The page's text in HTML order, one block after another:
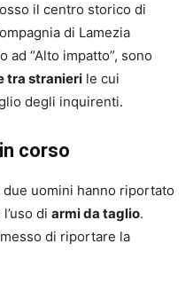
il centro storico di
di Lamezia
ad “Alto impatto”, sono
tra stranieri le cui
degli inquirenti.
corso
due uomini hanno riportato
di armi da taglio.
di riportare la